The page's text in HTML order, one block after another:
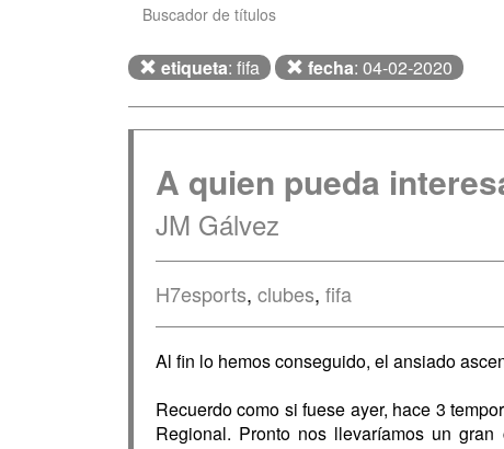
Buscador de títulos
etiqueta: fifa fecha: 04-02-2020
A quien pueda
JM Gálvez
H7esports, clubes, fifa
Al fin lo hemos conseguido, el ansiado
Recuerdo como si fuese ayer, hace 3
Regional. Pronto nos llevaríamos un